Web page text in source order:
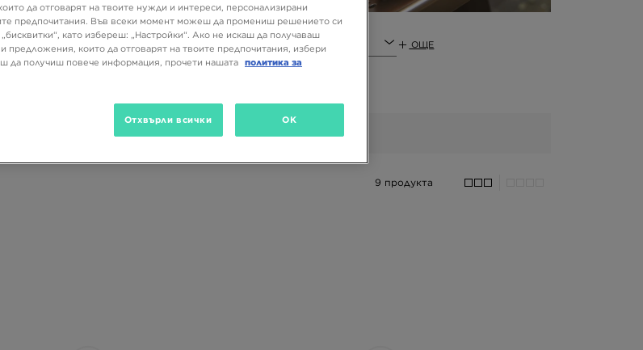
Цвят 1 Вид ОЩЕ
9 продукта
да отговарят на твоите нужди и интереси, персонализирани
предпочитания. Във всеки момент можеш да промениш решението си
като избереш: „Настройки“. Ако не искаш да получаваш
предложения, които да отговарят на твоите предпочитания, избери
да получиш повече информация, прочети нашата политика за
Отхвърли всички OK